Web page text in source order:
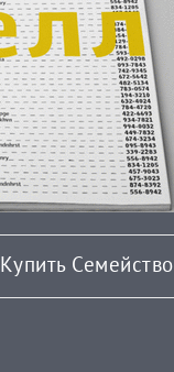
Купить Семейство